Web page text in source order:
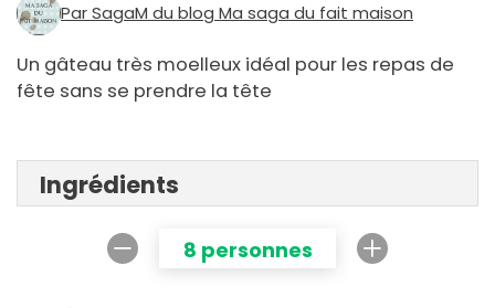
Par SagaM du blog Ma saga du fait maison
Un gâteau très moelleux idéal pour les repas de
fête sans se prendre la tête
Ingrédients
8 personnes